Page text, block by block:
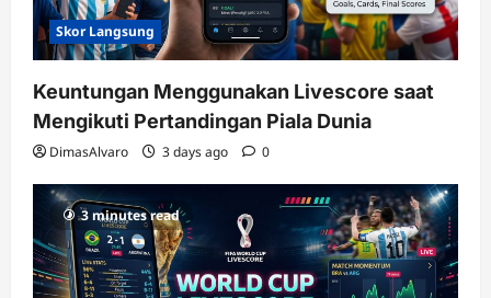
Skor Langsung
Keuntungan Menggunakan Livescore saat
Mengikuti Pertandingan Piala Dunia
DimasAlvaro 3 days ago 0
3 minutes read